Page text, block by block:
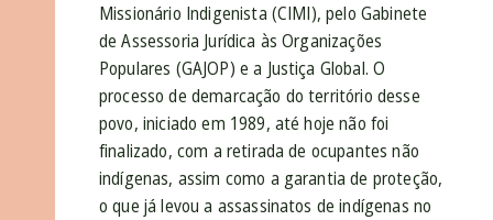
Missionário Indigenista (CIMI), pelo Gabinete
de Assessoria Jurídica às Organizações
Populares (GAJOP) e a Justiça Global. O
processo de demarcação do território desse
povo, iniciado em 1989, até hoje não foi
finalizado, com a retirada de ocupantes não
indígenas, assim como a garantia de proteção,
o que já levou a assassinatos de indígenas no